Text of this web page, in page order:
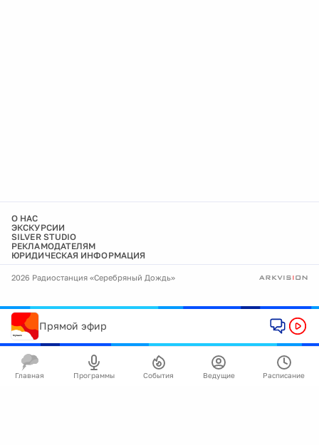
О НАС
ЭКСКУРСИИ
SILVER STUDIO
РЕКЛАМОДАТЕЛЯМ
ЮРИДИЧЕСКАЯ ИНФОРМАЦИЯ
2026 Радиостанция «Серебряный Дождь»
Прямой эфир
Главная Программы События Ведущие Расписание